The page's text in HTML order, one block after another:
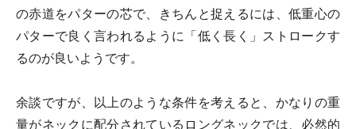
の赤道をパターの芯で、きちんと捉えるには、低重心の
パターで良く言われるように「低く長く」ストロークす
るのが良いようです。
余談ですが、以上のような条件を考えると、かなりの重
量がネックに配分されているロングネックでは、必然的